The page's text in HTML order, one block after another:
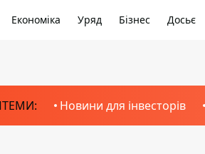
Економіка Уряд Бізнес Досьє
Новини для інвесторів